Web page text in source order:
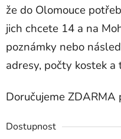
že do Olomouce
jich chcete 14 a na
poznámky nebo
adresy, počty kostek a
Doručujeme ZDARMA
Dostupnost